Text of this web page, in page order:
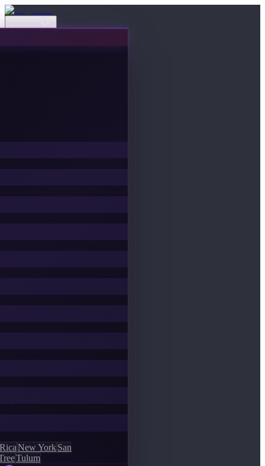
Eventos
New YorkSan
Tulum